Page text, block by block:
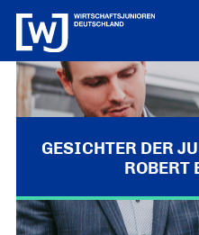
LERN
Die junge Wirtschaft
MISSION UND ZIELE
GESICHTER DER
ROBERT